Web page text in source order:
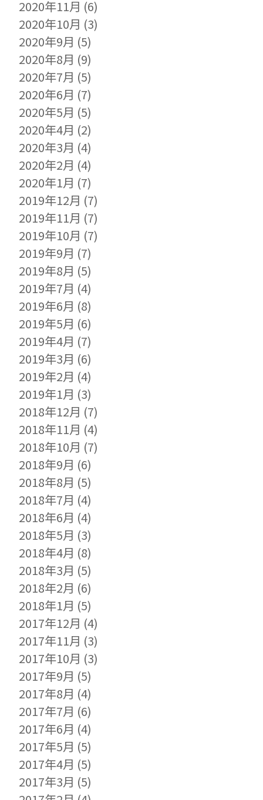
2020年11月 (6)
2020年10月 (3)
2020年9月 (5)
2020年8月 (9)
2020年7月 (5)
2020年6月 (7)
2020年5月 (5)
2020年4月 (2)
2020年3月 (4)
2020年2月 (4)
2020年1月 (7)
2019年12月 (7)
2019年11月 (7)
2019年10月 (7)
2019年9月 (7)
2019年8月 (5)
2019年7月 (4)
2019年6月 (8)
2019年5月 (6)
2019年4月 (7)
2019年3月 (6)
2019年2月 (4)
2019年1月 (3)
2018年12月 (7)
2018年11月 (4)
2018年10月 (7)
2018年9月 (6)
2018年8月 (5)
2018年7月 (4)
2018年6月 (4)
2018年5月 (3)
2018年4月 (8)
2018年3月 (5)
2018年2月 (6)
2018年1月 (5)
2017年12月 (4)
2017年11月 (3)
2017年10月 (3)
2017年9月 (5)
2017年8月 (4)
2017年7月 (6)
2017年6月 (4)
2017年5月 (5)
2017年4月 (5)
2017年3月 (5)